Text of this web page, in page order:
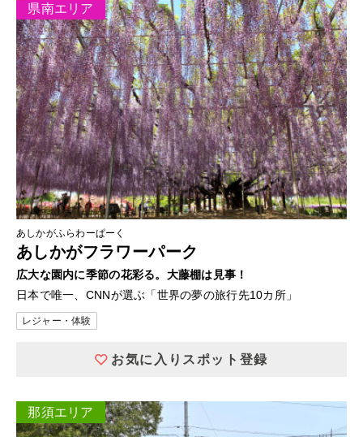
県南エリア
あしかがふらわーぱーく
あしかがフラワーパーク
広大な園内に季節の花彩る。大藤棚は見事！
日本で唯一、CNNが選ぶ「世界の夢の旅行先10カ所」
レジャー・体験
お気に入りスポット登録
那須エリア